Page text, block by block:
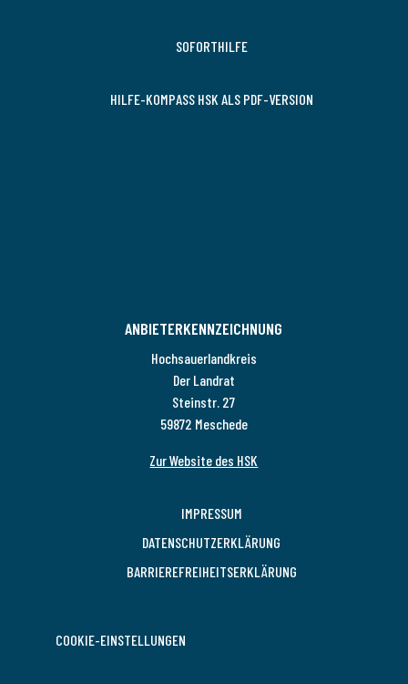
SOFORTHILFE
HILFE-KOMPASS HSK ALS PDF-VERSION
ANBIETERKENNZEICHNUNG
Hochsauerlandkreis
Der Landrat
Steinstr. 27
59872 Meschede
Zur Website des HSK
IMPRESSUM
DATENSCHUTZERKLÄRUNG
BARRIEREFREIHEITSERKLÄRUNG
COOKIE-EINSTELLUNGEN